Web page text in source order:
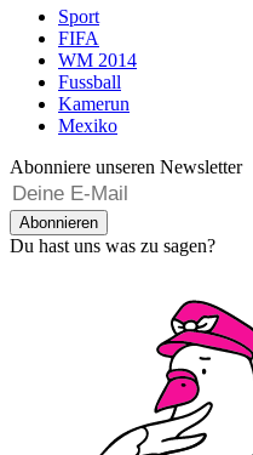
Sport
FIFA
WM 2014
Fussball
Kamerun
Mexiko
Abonniere unseren Newsletter
Abonnieren
Du hast uns was zu sagen?